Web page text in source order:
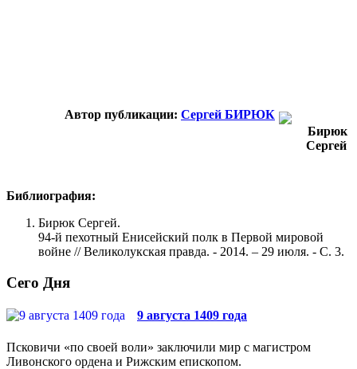
Автор публикации: Сергей БИРЮК
Библиография:
Бирюк Сергей.
94-й пехотный Енисейский полк в Первой мировой
войне // Великолукская правда. - 2014. – 29 июля. - С. 3.
Сего Дня
9 августа 1409 года
Псковичи «по своей воли» заключили мир с магистром
Ливонского ордена и Рижским епископом.